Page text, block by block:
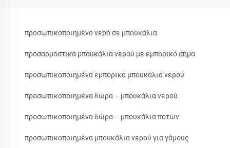
προσωπικοποιημένο νερό σε μπουκάλια
προσαρμοστικά μπουκάλια νερού με εμπορικό σήμα
προσωπικοποιημένα εμπορικά μπουκάλια νερού
προσωπικοποιημένα δώρα – μπουκάλια νερού
προσωπικοποιημένα δώρα – μπουκάλια ποτών
προσωπικοποιημένα μπουκάλια νερού για γάμους